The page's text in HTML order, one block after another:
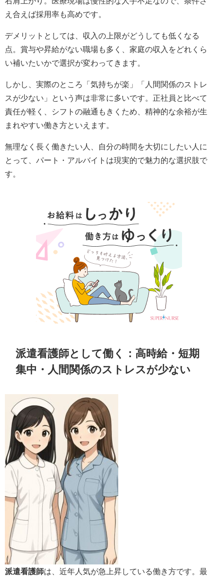
え合えば採用率も高めです。
デメリットとしては、収入の上限がどうしても低くなる
点。賞与や昇給がない職場も多く、家庭の収入をどれくら
い補いたいかで選択が変わってきます。
しかし、実際のところ「気持ちが楽」「人間関係のストレ
スが少ない」という声は非常に多いです。正社員と比べて
責任が軽く、シフトの融通もきくため、精神的な余裕が生
まれやすい働き方といえます。
無理なく長く働きたい人、自分の時間を大切にしたい人に
とって、パート・アルバイトは現実的で魅力的な選択肢で
す。
派遣看護師として働く：高時給・短期
集中・人間関係のストレスが少ない
派遣看護師は、近年人気が急上昇している働き方です。最